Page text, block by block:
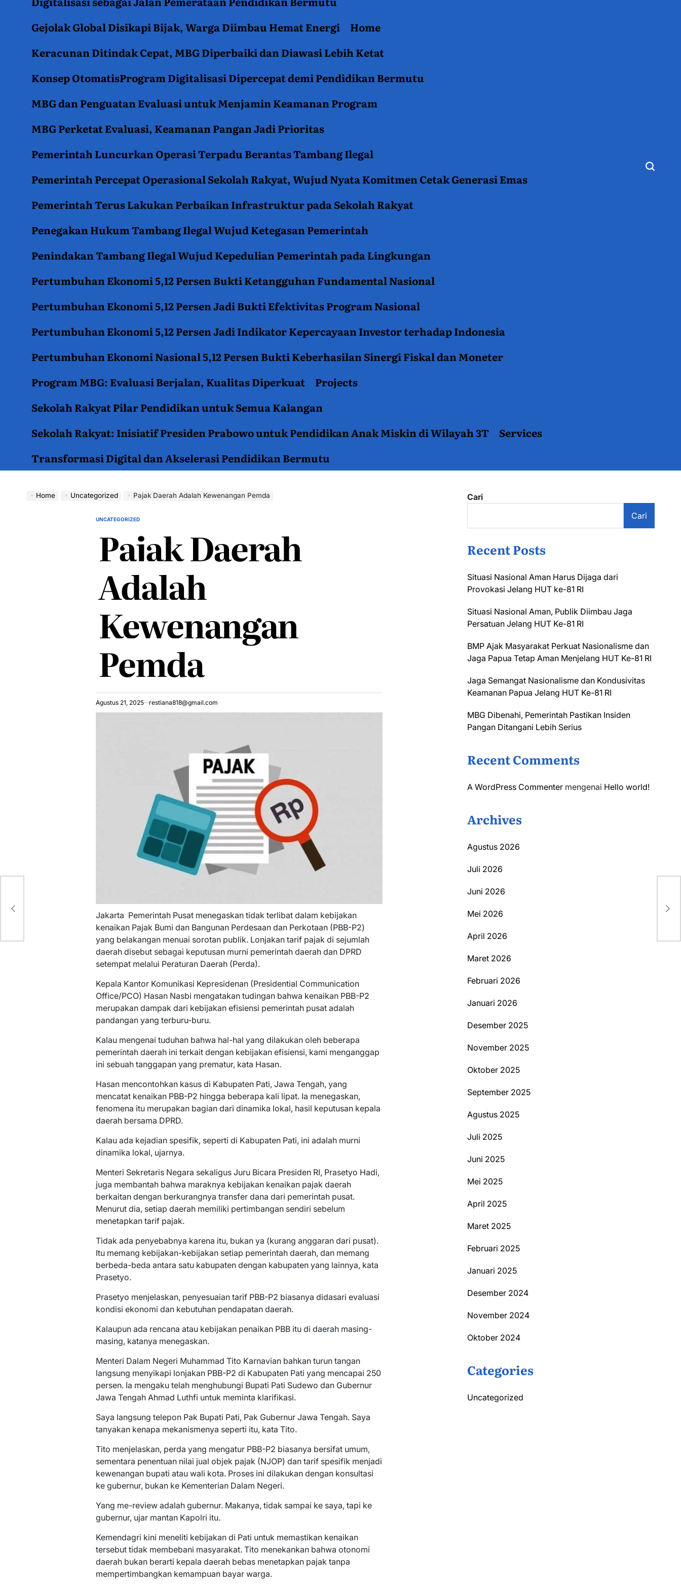
Gejolak Global Disikapi Bijak, Warga Diimbau Hemat Energi
Home
Keracunan Ditindak Cepat, MBG Diperbaiki dan Diawasi Lebih Ketat
Konsep OtomatisProgram Digitalisasi Dipercepat demi Pendidikan Bermutu
MBG dan Penguatan Evaluasi untuk Menjamin Keamanan Program
MBG Perketat Evaluasi, Keamanan Pangan Jadi Prioritas
Pemerintah Luncurkan Operasi Terpadu Berantas Tambang Ilegal
Pemerintah Percepat Operasional Sekolah Rakyat, Wujud Nyata Komitmen Cetak Generasi Emas
Pemerintah Terus Lakukan Perbaikan Infrastruktur pada Sekolah Rakyat
Penegakan Hukum Tambang Ilegal Wujud Ketegasan Pemerintah
Penindakan Tambang Ilegal Wujud Kepedulian Pemerintah pada Lingkungan
Pertumbuhan Ekonomi 5,12 Persen Bukti Ketangguhan Fundamental Nasional
Pertumbuhan Ekonomi 5,12 Persen Jadi Bukti Efektivitas Program Nasional
Pertumbuhan Ekonomi 5,12 Persen Jadi Indikator Kepercayaan Investor terhadap Indonesia
Pertumbuhan Ekonomi Nasional 5,12 Persen Bukti Keberhasilan Sinergi Fiskal dan Moneter
Program MBG: Evaluasi Berjalan, Kualitas Diperkuat
Projects
Sekolah Rakyat Pilar Pendidikan untuk Semua Kalangan
Sekolah Rakyat: Inisiatif Presiden Prabowo untuk Pendidikan Anak Miskin di Wilayah 3T
Services
Transformasi Digital dan Akselerasi Pendidikan Bermutu
Home Uncategorized Pajak Daerah Adalah Kewenangan Pemda
POSTED
UNCATEGORIZED
Pajak Daerah
Adalah
Kewenangan
Pemda
Agustus 21, 2025 restiana818@gmail.com
Jakarta  Pemerintah Pusat menegaskan tidak terlibat dalam kebijakan
kenaikan Pajak Bumi dan Bangunan Perdesaan dan Perkotaan (PBB-P2)
yang belakangan menuai sorotan publik. Lonjakan tarif pajak di sejumlah
daerah disebut sebagai keputusan murni pemerintah daerah dan DPRD
setempat melalui Peraturan Daerah (Perda).
Kepala Kantor Komunikasi Kepresidenan (Presidential Communication
Office/PCO) Hasan Nasbi mengatakan tudingan bahwa kenaikan PBB-P2
merupakan dampak dari kebijakan efisiensi pemerintah pusat adalah
pandangan yang terburu-buru.
Kalau mengenai tuduhan bahwa hal-hal yang dilakukan oleh beberapa
pemerintah daerah ini terkait dengan kebijakan efisiensi, kami menganggap
ini sebuah tanggapan yang prematur, kata Hasan.
Hasan mencontohkan kasus di Kabupaten Pati, Jawa Tengah, yang
mencatat kenaikan PBB-P2 hingga beberapa kali lipat. Ia menegaskan,
fenomena itu merupakan bagian dari dinamika lokal, hasil keputusan kepala
daerah bersama DPRD.
Kalau ada kejadian spesifik, seperti di Kabupaten Pati, ini adalah murni
dinamika lokal, ujarnya.
Menteri Sekretaris Negara sekaligus Juru Bicara Presiden RI, Prasetyo Hadi,
juga membantah bahwa maraknya kebijakan kenaikan pajak daerah
berkaitan dengan berkurangnya transfer dana dari pemerintah pusat.
Menurut dia, setiap daerah memiliki pertimbangan sendiri sebelum
menetapkan tarif pajak.
Tidak ada penyebabnya karena itu, bukan ya (kurang anggaran dari pusat).
Itu memang kebijakan-kebijakan setiap pemerintah daerah, dan memang
berbeda-beda antara satu kabupaten dengan kabupaten yang lainnya, kata
Prasetyo.
Prasetyo menjelaskan, penyesuaian tarif PBB-P2 biasanya didasari evaluasi
kondisi ekonomi dan kebutuhan pendapatan daerah.
Kalaupun ada rencana atau kebijakan penaikan PBB itu di daerah masing-
masing, katanya menegaskan.
Menteri Dalam Negeri Muhammad Tito Karnavian bahkan turun tangan
langsung menyikapi lonjakan PBB-P2 di Kabupaten Pati yang mencapai 250
persen. Ia mengaku telah menghubungi Bupati Pati Sudewo dan Gubernur
Jawa Tengah Ahmad Luthfi untuk meminta klarifikasi.
Saya langsung telepon Pak Bupati Pati, Pak Gubernur Jawa Tengah. Saya
tanyakan kenapa mekanismenya seperti itu, kata Tito.
Tito menjelaskan, perda yang mengatur PBB-P2 biasanya bersifat umum,
sementara penentuan nilai jual objek pajak (NJOP) dan tarif spesifik menjadi
kewenangan bupati atau wali kota. Proses ini dilakukan dengan konsultasi
ke gubernur, bukan ke Kementerian Dalam Negeri.
Yang me-review adalah gubernur. Makanya, tidak sampai ke saya, tapi ke
gubernur, ujar mantan Kapolri itu.
Kemendagri kini meneliti kebijakan di Pati untuk memastikan kenaikan
tersebut tidak membebani masyarakat. Tito menekankan bahwa otonomi
daerah bukan berarti kepala daerah bebas menetapkan pajak tanpa
mempertimbangkan kemampuan bayar warga.
Cari
Cari
Recent Posts
Situasi Nasional Aman Harus Dijaga dari
Provokasi Jelang HUT ke-81 RI
Situasi Nasional Aman, Publik Diimbau Jaga
Persatuan Jelang HUT Ke-81 RI
BMP Ajak Masyarakat Perkuat Nasionalisme dan
Jaga Papua Tetap Aman Menjelang HUT Ke-81 RI
Jaga Semangat Nasionalisme dan Kondusivitas
Keamanan Papua Jelang HUT Ke-81 RI
MBG Dibenahi, Pemerintah Pastikan Insiden
Pangan Ditangani Lebih Serius
Recent Comments
A WordPress Commenter mengenai Hello world!
Archives
Agustus 2026
Juli 2026
Juni 2026
Mei 2026
April 2026
Maret 2026
Februari 2026
Januari 2026
Desember 2025
November 2025
Oktober 2025
September 2025
Agustus 2025
Juli 2025
Juni 2025
Mei 2025
April 2025
Maret 2025
Februari 2025
Januari 2025
Desember 2024
November 2024
Oktober 2024
Categories
Uncategorized